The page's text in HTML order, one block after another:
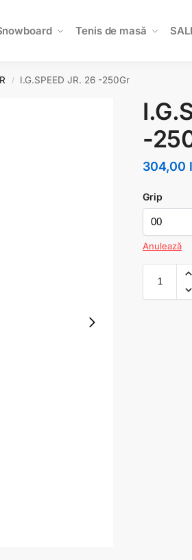
Tenis de masă
/ I.G.SPEED JR. 26 -250Gr
-
304,00
Grip
Anulează